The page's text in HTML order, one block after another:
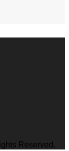
Reserved.